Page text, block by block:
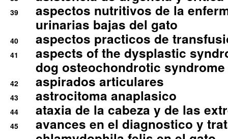
39
aspectos nutritivos de la
urinarias bajas del gato
40 aspectos practicos de
41
aspects of the dysplastic
dog osteochondrotic syndrome
42 aspirados articulares
43 astrocitoma anaplasico
44 ataxia de la cabeza y de las
45
avances en el diagnostico y